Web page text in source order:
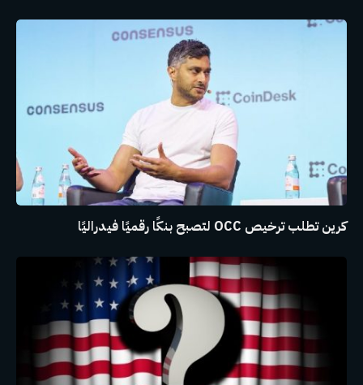
كرين تطلب ترخيص OCC لتصبح بنكًا رقميًا فيدراليًا